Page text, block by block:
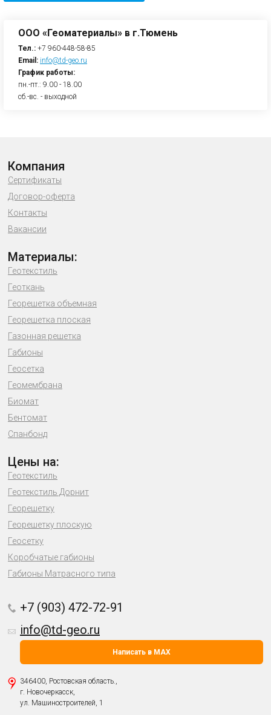
ООО «Геоматериалы» в г.Тюмень
Тел.: +7 960-448-58-85
Email: info@td-geo.ru
График работы:
пн.-пт.: 9.00 - 18.00
сб.-вс. - выходной
Компания
Сертификаты
Договор-оферта
Контакты
Вакансии
Материалы:
Геотекстиль
Геоткань
Георешетка объемная
Георешетка плоская
Газонная решетка
Габионы
Геосетка
Геомембрана
Биомат
Бентомат
Спанбонд
Цены на:
Геотекстиль
Геотекстиль Дорнит
Георешетку
Георешетку плоскую
Геосетку
Коробчатые габионы
Габионы Матрасного типа
+7 (903) 472-72-91
info@td-geo.ru
Написать в MAX
346400, Ростовская область.,
г. Новочеркасск,
ул. Машиностроителей, 1